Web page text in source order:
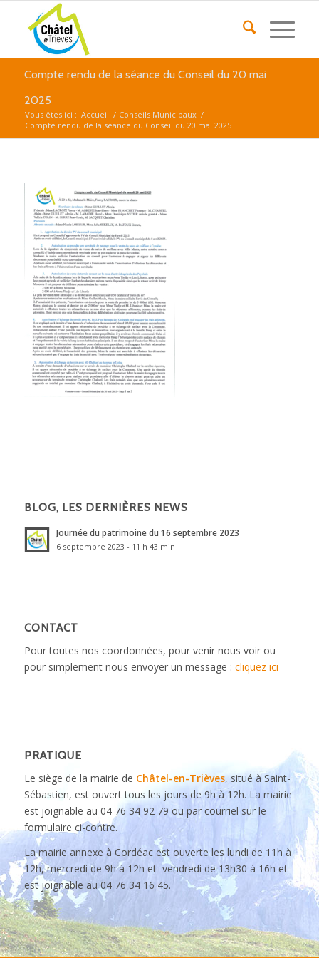
Compte rendu de la séance du Conseil du 20 mai
2025
Vous êtes ici : Accueil / Conseils Municipaux /
Compte rendu de la séance du Conseil du 20 mai 2025
BLOG, LES DERNIÈRES NEWS
Journée du patrimoine du 16 septembre 2023
6 septembre 2023 - 11 h 43 min
CONTACT
Pour toutes nos coordonnées, pour venir nous voir ou
pour simplement nous envoyer un message : cliquez ici
PRATIQUE
Le siège de la mairie de Châtel-en-Trièves, situé à Saint-
Sébastien, est ouvert tous les jours de 9h à 12h. La mairie
est joignable au 04 76 34 92 79 ou par courriel sur le
formulaire ci-contre.
La mairie annexe à Cordéac est ouverte les lundi de 11h à
12h, mercredi de 9h à 12h et vendredi de 13h30 à 16h et
est joignable au 04 76 34 16 45.